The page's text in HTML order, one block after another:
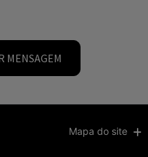
MENSAGEM
Mapa do site